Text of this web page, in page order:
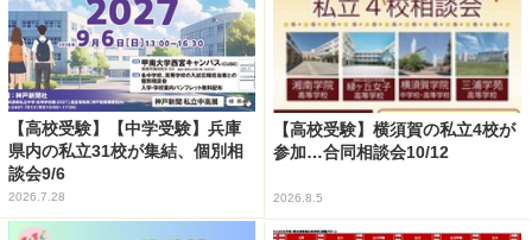
【高校受験】【中学受験】兵庫
県内の私立31校が集結、個別相
談会9/6
2026.7.28
【高校受験】横須賀の私立4校が
参加…合同相談会10/12
2026.8.5